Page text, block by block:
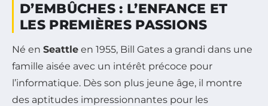
D’EMBÛCHES : L’ENFANCE ET
LES PREMIÈRES PASSIONS
Né en Seattle en 1955, Bill Gates a grandi dans une
famille aisée avec un intérêt précoce pour
l’informatique. Dès son plus jeune âge, il montre
des aptitudes impressionnantes pour les